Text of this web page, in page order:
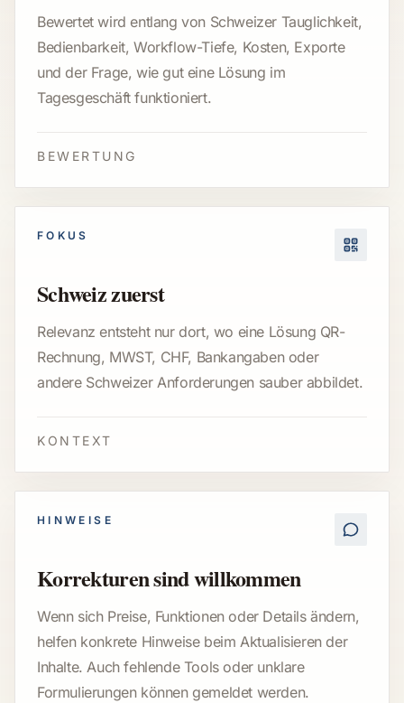
Bewertet wird entlang von Schweizer Tauglichkeit,
Bedienbarkeit, Workflow-Tiefe, Kosten, Exporte
und der Frage, wie gut eine Lösung im
Tagesgeschäft funktioniert.
BEWERTUNG
FOKUS
Schweiz zuerst
Relevanz entsteht nur dort, wo eine Lösung QR-
Rechnung, MWST, CHF, Bankangaben oder
andere Schweizer Anforderungen sauber abbildet.
KONTEXT
HINWEISE
Korrekturen sind willkommen
Wenn sich Preise, Funktionen oder Details ändern,
helfen konkrete Hinweise beim Aktualisieren der
Inhalte. Auch fehlende Tools oder unklare
Formulierungen können gemeldet werden.